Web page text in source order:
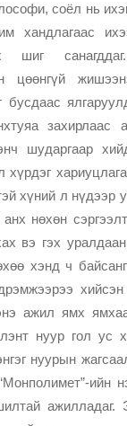
соёл нь
хандлагаас
шиг
цөөнгүй
бусдаас
захирлаас
шударгаар
хүрдэг
хүний л нүдээр
нөхөн
вэ гэх
хэнд ч
ажил ямх
нуур гол ус
нуурын
ийн
ажилладаг.